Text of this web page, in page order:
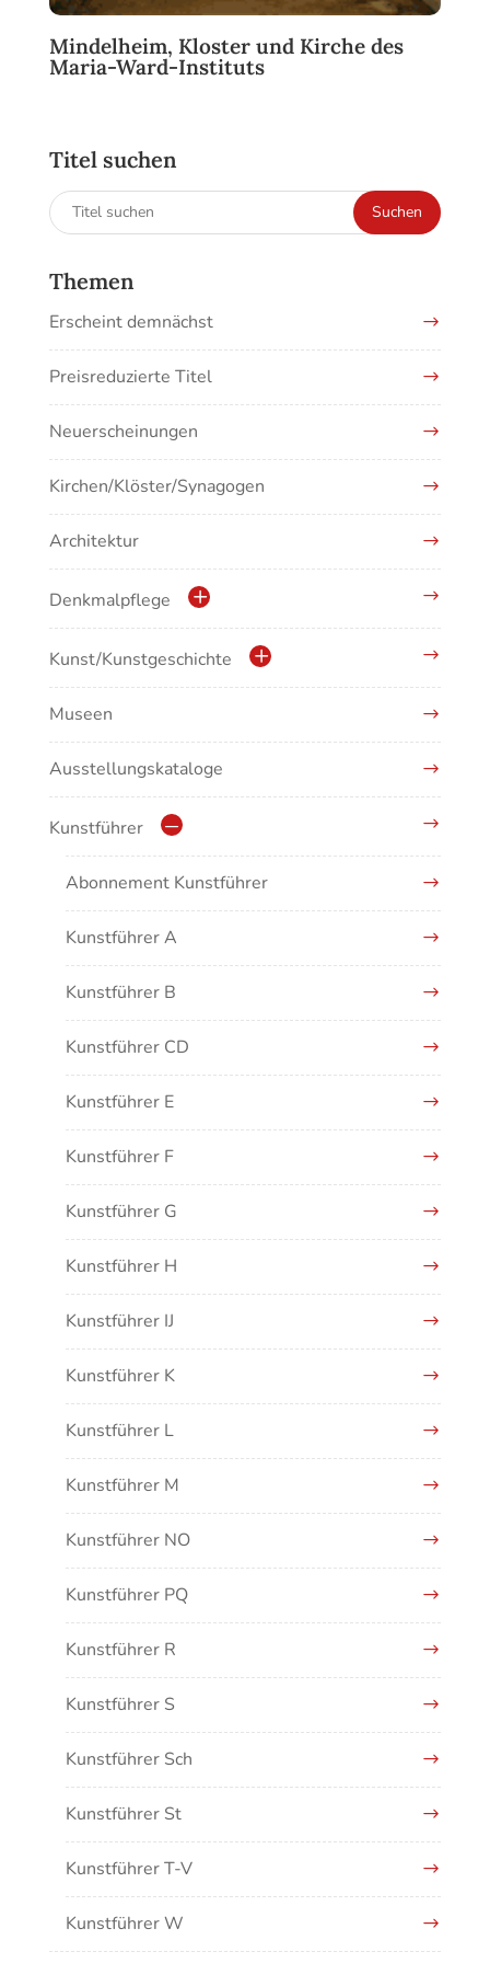
Mindelheim, Kloster und Kirche des
Maria-Ward-Instituts
Titel suchen
Suchen
nach:
Suchen
Themen
Erscheint demnächst
Preisreduzierte Titel
Neuerscheinungen
Kirchen/Klöster/Synagogen
Architektur
Denkmalpflege
Kulturdenkmale in Baden-Württemberg
Kunst/Kunstgeschichte
Antike/Mittelalter
Renaissance/Barock/19. Jahrhundert
Moderne/Gegenwartskunst
Übergreifende Darstellungen
Museen
Ausstellungskataloge
Kunstführer
Abonnement Kunstführer
Kunstführer A
Kunstführer B
Kunstführer CD
Kunstführer E
Kunstführer F
Kunstführer G
Kunstführer H
Kunstführer IJ
Kunstführer K
Kunstführer L
Kunstführer M
Kunstführer NO
Kunstführer PQ
Kunstführer R
Kunstführer S
Kunstführer Sch
Kunstführer St
Kunstführer T-V
Kunstführer W